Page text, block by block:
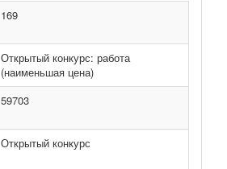
169
Открытый конкурс: работа
(наименьшая цена)
59703
Открытый конкурс